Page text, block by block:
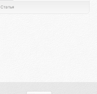
Статья